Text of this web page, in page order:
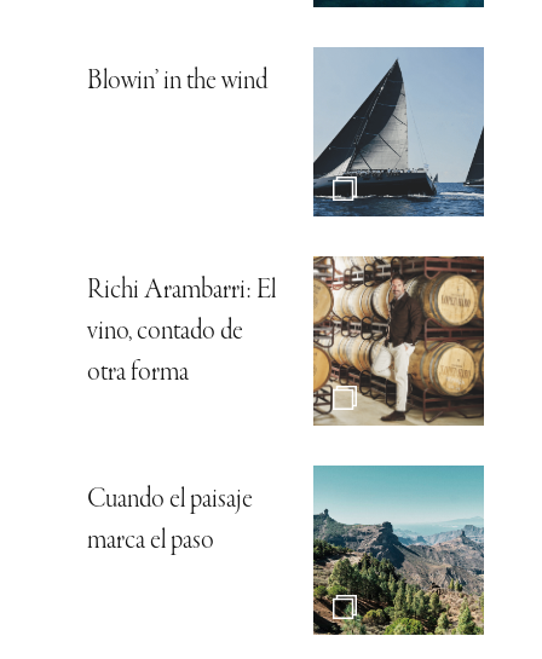
Blowin’ in the wind
Richi Arambarri: El
vino, contado de
otra forma
Cuando el paisaje
marca el paso